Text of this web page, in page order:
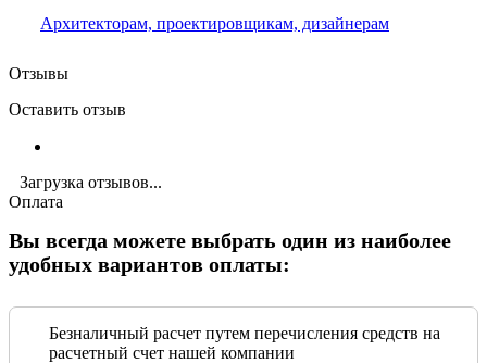
Архитекторам, проектировщикам, дизайнерам
Отзывы
Оставить отзыв
Загрузка отзывов...
Оплата
Вы всегда можете выбрать один из наиболее
удобных вариантов оплаты:
Безналичный расчет путем перечисления средств на
расчетный счет нашей компании